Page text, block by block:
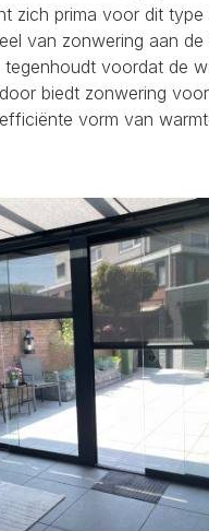
zich prima voor dit type
van zonwering aan de
tegenhoudt voordat de
biedt zonwering
vorm van